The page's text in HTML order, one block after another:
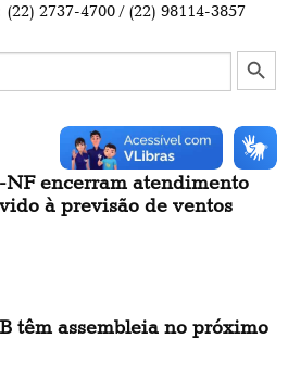
2737-4700 / (22) 98114-3857
Search Button
encerram atendimento
à previsão de ventos
têm assembleia no próximo